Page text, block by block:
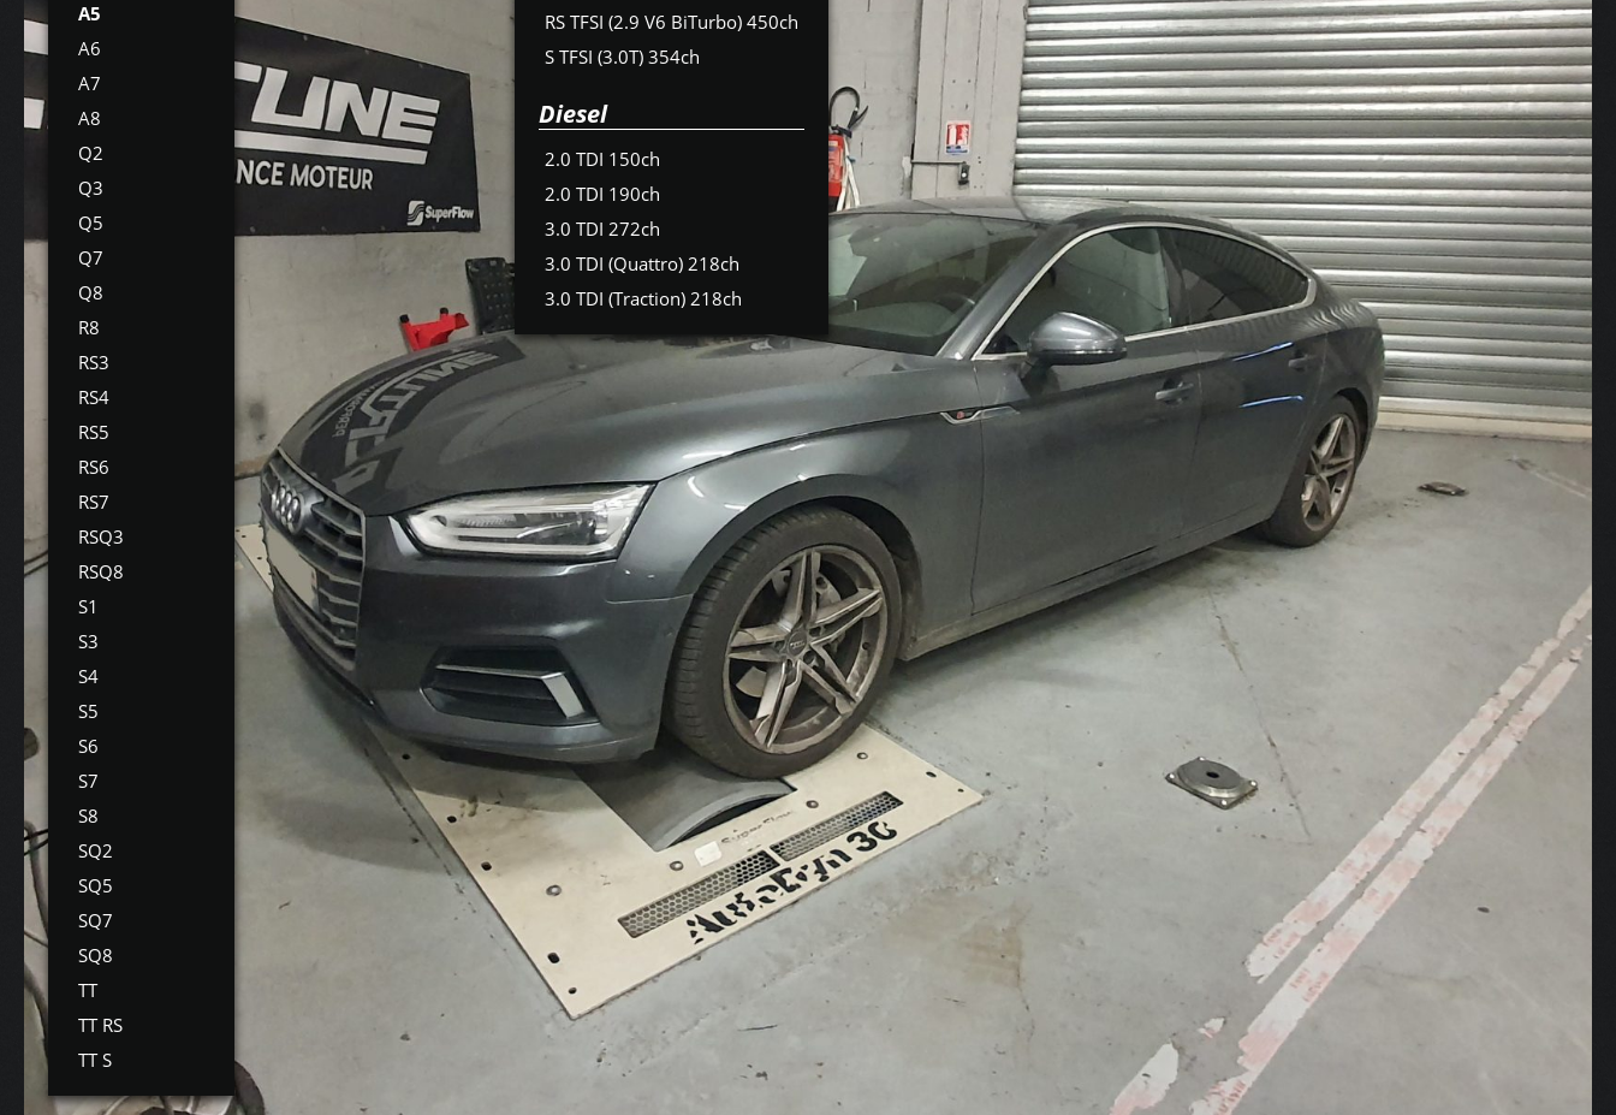
A5
A6
A7
A8
Q2
Q3
Q5
Q7
Q8
R8
RS3
RS4
RS5
RS6
RS7
RSQ3
RSQ8
S1
S3
S4
S5
S6
S7
S8
SQ2
SQ5
SQ7
SQ8
TT
TT RS
TT S
RS TFSI (2.9 V6 BiTurbo) 450ch
S TFSI (3.0T) 354ch
Diesel
2.0 TDI 150ch
2.0 TDI 190ch
3.0 TDI 272ch
3.0 TDI (Quattro) 218ch
3.0 TDI (Traction) 218ch